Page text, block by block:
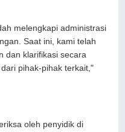
melengkapi administrasi
Saat ini, kami telah
dan klarifikasi secara
pihak-pihak terkait,"
oleh penyidik di